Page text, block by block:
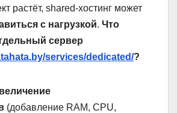
растёт, shared-хостинг может
с нагрузкой. Что
сервер
services/dedicated/?
(добавление RAM, CPU,